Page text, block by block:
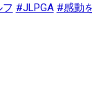
#JLPGA #感動